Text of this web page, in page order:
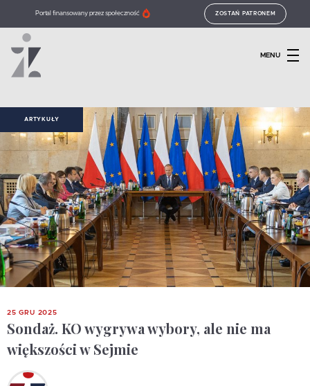
Portal finansowany przez społeczność ZOSTAŃ PATRONEM
MENU
ARTYKUŁY
25 GRU 2025
Sondaż. KO wygrywa wybory, ale nie ma
większości w Sejmie